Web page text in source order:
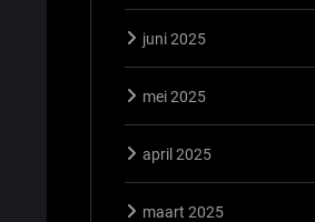
juni 2025
mei 2025
april 2025
maart 2025